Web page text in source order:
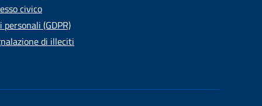
civico
personali (GDPR)
di illeciti